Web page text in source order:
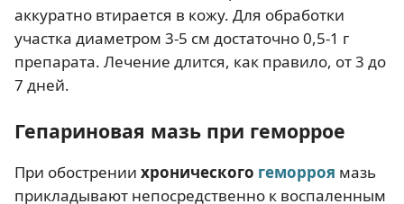
аккуратно втирается в кожу. Для обработки
участка диаметром 3-5 см достаточно 0,5-1 г
препарата. Лечение длится, как правило, от 3 до
7 дней.
Гепариновая мазь при геморрое
При обострении хронического геморроя мазь
прикладывают непосредственно к воспаленным